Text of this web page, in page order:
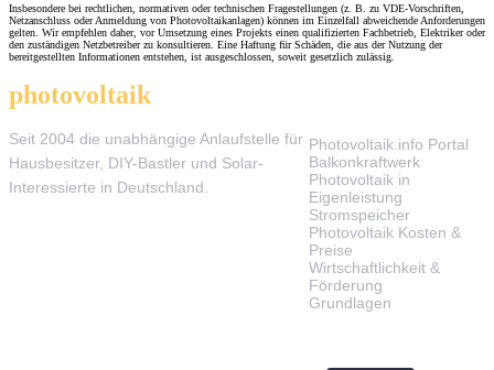
Insbesondere bei rechtlichen, normativen oder technischen Fragestellungen (z. B. zu VDE-Vorschriften,
Netzanschluss oder Anmeldung von Photovoltaikanlagen) können im Einzelfall abweichende Anforderungen
gelten. Wir empfehlen daher, vor Umsetzung eines Projekts einen qualifizierten Fachbetrieb, Elektriker oder
den zuständigen Netzbetreiber zu konsultieren. Eine Haftung für Schäden, die aus der Nutzung der
bereitgestellten Informationen entstehen, ist ausgeschlossen, soweit gesetzlich zulässig.
photovoltaik
Seit 2004 die unabhängige Anlaufstelle für
Hausbesitzer, DIY-Bastler und Solar-
Interessierte in Deutschland.
Photovoltaik.info Portal
Balkonkraftwerk
Photovoltaik in
Eigenleistung
Stromspeicher
Photovoltaik Kosten &
Preise
Wirtschaftlichkeit &
Förderung
Grundlagen